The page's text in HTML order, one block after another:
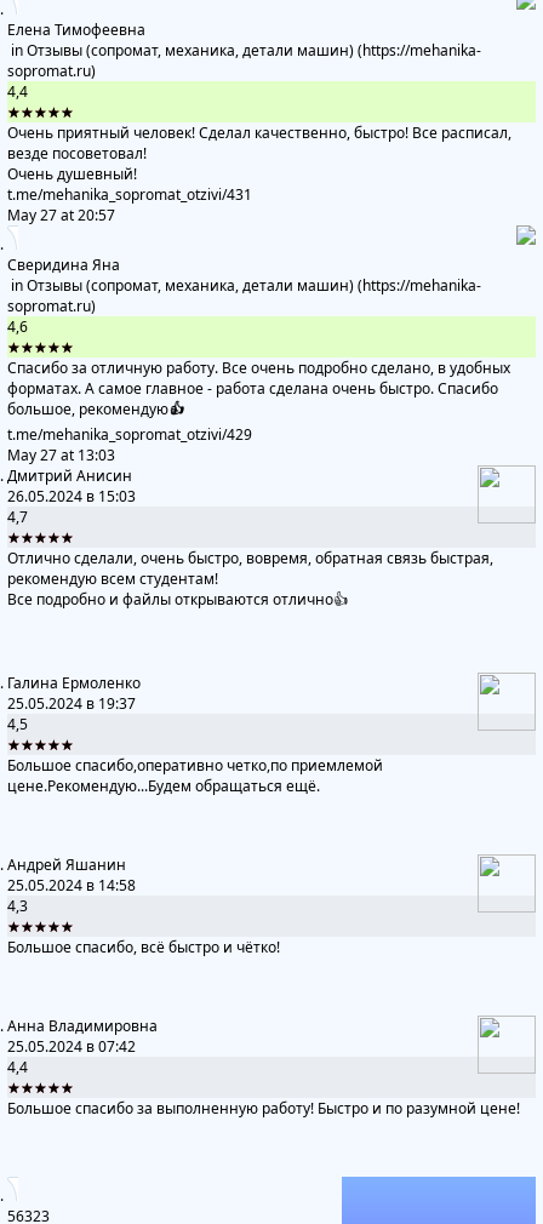
Елена Тимофеевна
inОтзывы (сопромат, механика, детали машин) (https://mehanika-
sopromat.ru)
4,4
★★★★★
Очень приятный человек! Сделал качественно, быстро! Все расписал,
везде посоветовал!
Очень душевный!
t.me/mehanika_sopromat_otzivi/431
May 27 at 20:57
Сверидина Яна
inОтзывы (сопромат, механика, детали машин) (https://mehanika-
sopromat.ru)
4,6
★★★★★
Спасибо за отличную работу. Все очень подробно сделано, в удобных
форматах. А самое главное - работа сделана очень быстро. Спасибо
большое, рекомендую👍
t.me/mehanika_sopromat_otzivi/429
May 27 at 13:03
Дмитрий Анисин
26.05.2024 в 15:03
4,7
★★★★★
Отлично сделали, очень быстро, вовремя, обратная связь быстрая,
рекомендую всем студентам!
Все подробно и файлы открываются отлично👍
Галина Ермоленко
25.05.2024 в 19:37
4,5
★★★★★
Большое спасибо,оперативно четко,по приемлемой
цене.Рекомендую...Будем обращаться ещё.
Андрей Яшанин
25.05.2024 в 14:58
4,3
★★★★★
Большое спасибо, всё быстро и чётко!
Анна Владимировна
25.05.2024 в 07:42
4,4
★★★★★
Большое спасибо за выполненную работу! Быстро и по разумной цене!
56323